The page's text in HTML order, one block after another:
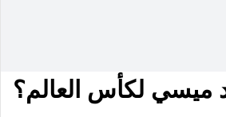
ميسي لكأس العالم؟